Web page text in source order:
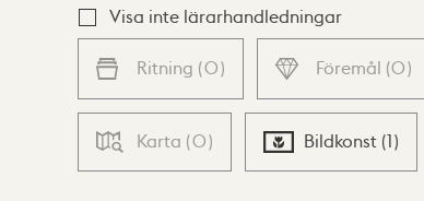
Visa inte lärarhandledningar
Ritning (0) Föremål (0)
Karta (0) Bildkonst (1)